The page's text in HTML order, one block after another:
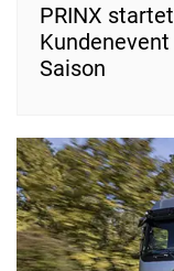
PRINX
Saison